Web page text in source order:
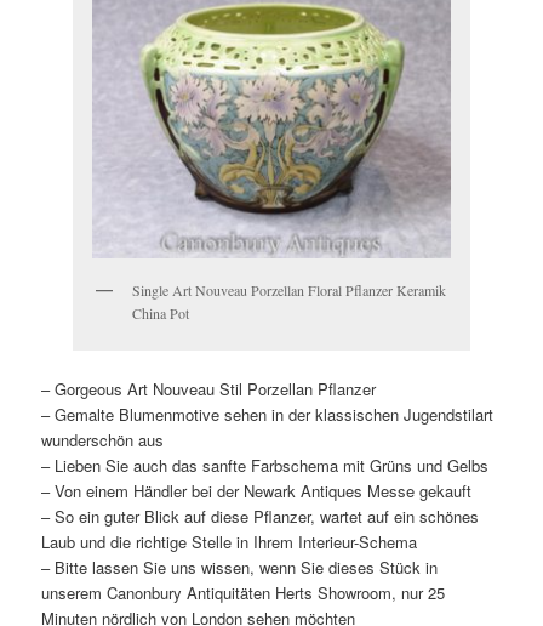
Single Art Nouveau Porzellan Floral Pflanzer Keramik
China Pot
– Gorgeous Art Nouveau Stil Porzellan Pflanzer
– Gemalte Blumenmotive sehen in der klassischen Jugendstilart
wunderschön aus
– Lieben Sie auch das sanfte Farbschema mit Grüns und Gelbs
– Von einem Händler bei der Newark Antiques Messe gekauft
– So ein guter Blick auf diese Pflanzer, wartet auf ein schönes
Laub und die richtige Stelle in Ihrem Interieur-Schema
– Bitte lassen Sie uns wissen, wenn Sie dieses Stück in
unserem Canonbury Antiquitäten Herts Showroom, nur 25
Minuten nördlich von London sehen möchten